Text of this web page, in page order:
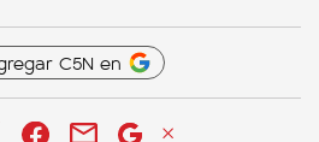
C5N en